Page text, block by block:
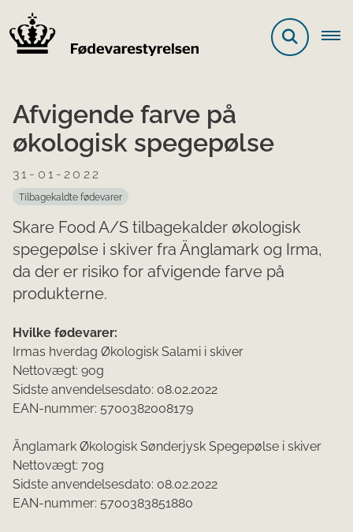
Afvigende farve på
økologisk spegepølse
31-01-2022
Tilbagekaldte fødevarer
Skare Food A/S tilbagekalder økologisk
spegepølse i skiver fra Änglamark og Irma,
da der er risiko for afvigende farve på
produkterne.
Hvilke fødevarer:
Irmas hverdag Økologisk Salami i skiver
Nettovægt: 90g
Sidste anvendelsesdato: 08.02.2022
EAN-nummer: 5700382008179
Änglamark Økologisk Sønderjysk Spegepølse i skiver
Nettovægt: 70g
Sidste anvendelsesdato: 08.02.2022
EAN-nummer: 5700383851880